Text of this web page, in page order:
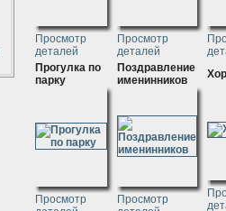
Просмотр
деталей
Просмотр
деталей
Прогулка по
парку
Просмотр
Поздравление
именинников
Просмотр
Хор